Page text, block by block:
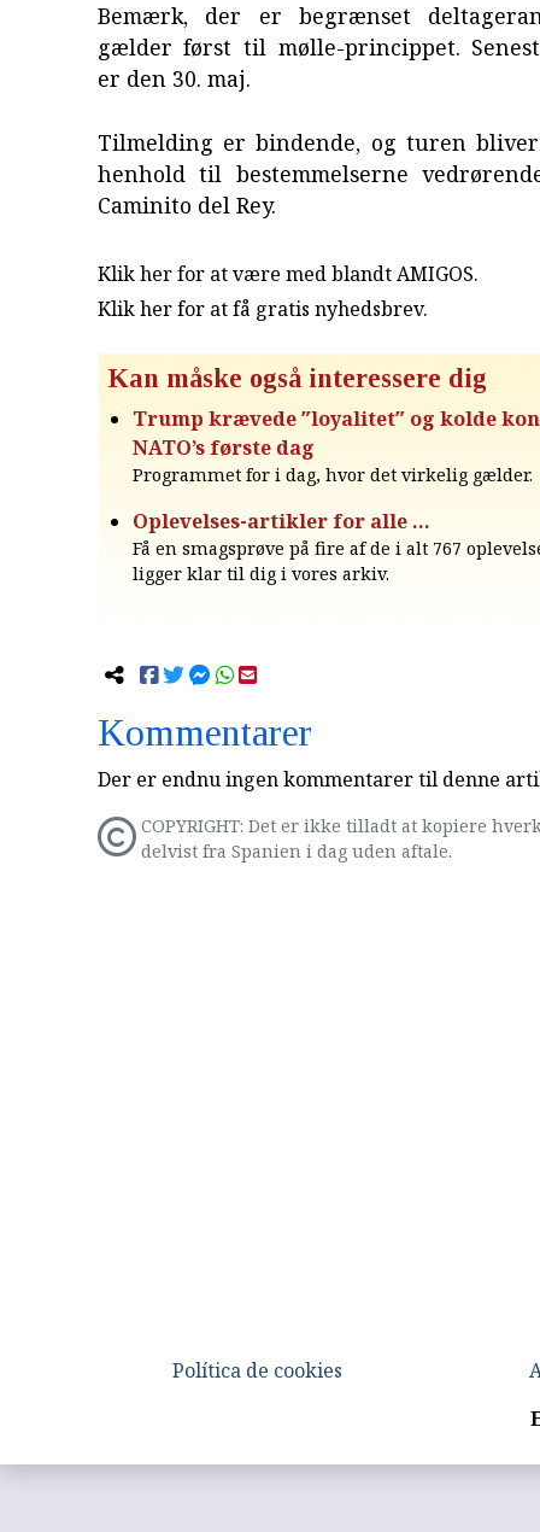
Bemærk, der er begrænset
gælder først til mølle-princippet.
er den 30. maj.
Tilmelding er bindende, og turen
henhold til bestemmelserne
Caminito del Rey.
Klik her for at være med blandt AMIGOS.
Klik her for at få gratis nyhedsbrev.
Kan måske også interessere dig
Trump krævede ″loyalitet″ og kolde
NATO’s første dag
Programmet for i dag, hvor det virkelig gælder.
Oplevelses-artikler for alle …
Få en smagsprøve på fire af de i alt 767
ligger klar til dig i vores arkiv.
Kommentarer
Der er endnu ingen kommentarer til denne
COPYRIGHT: Det er ikke tilladt at kopiere
delvist fra Spanien i dag uden aftale.
Política de cookies